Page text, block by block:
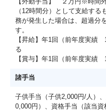
（12時間分）として支給す
務が発生した場合は、超過分
す。
【昇給】年1回（前年度実績
る
【賞与】年1回（前年度実績
諸手当
子供手当（子供2,000円/人）
0,000円）、資格手当（該当